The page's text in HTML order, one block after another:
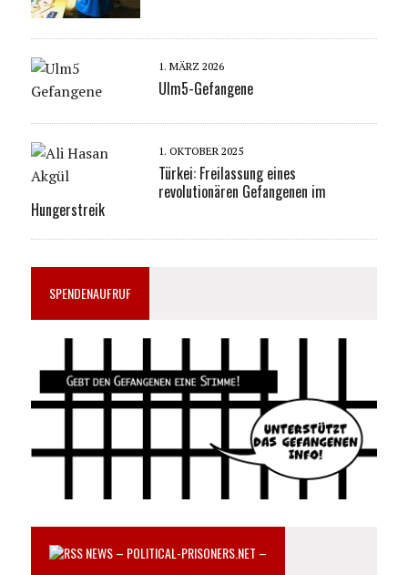
1. MÄRZ 2026
Ulm5-Gefangene
1. OKTOBER 2025
Türkei: Freilassung eines
revolutionären Gefangenen im
Hungerstreik
SPENDENAUFRUF
NEWS – POLITICAL-PRISONERS.NET –